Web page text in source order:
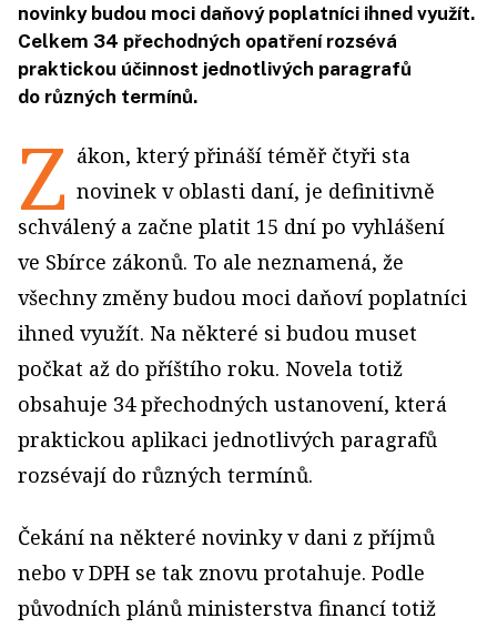
novinky budou moci daňový poplatníci ihned využít.
Celkem 34 přechodných opatření rozsévá
praktickou účinnost jednotlivých paragrafů
do různých termínů.
Z ákon, který přináší téměř čtyři sta
novinek v oblasti daní, je definitivně
schválený a začne platit 15 dní po vyhlášení
ve Sbírce zákonů. To ale neznamená, že
všechny změny budou moci daňoví poplatníci
ihned využít. Na některé si budou muset
počkat až do příštího roku. Novela totiž
obsahuje 34 přechodných ustanovení, která
praktickou aplikaci jednotlivých paragrafů
rozsévají do různých termínů.
Čekání na některé novinky v dani z příjmů
nebo v DPH se tak znovu protahuje. Podle
původních plánů ministerstva financí totiž